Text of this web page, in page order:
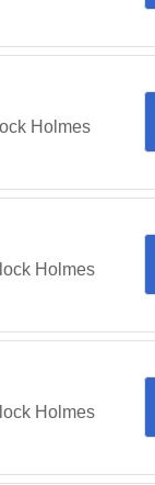
Holmes
Holmes
Holmes